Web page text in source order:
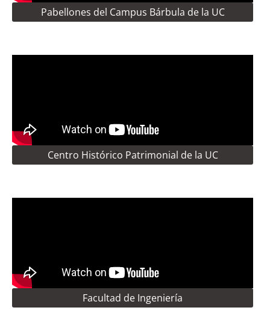
Pabellones del Campus Bárbula de la UC
Centro Histórico Patrimonial de la UC
Facultad de Ingeniería